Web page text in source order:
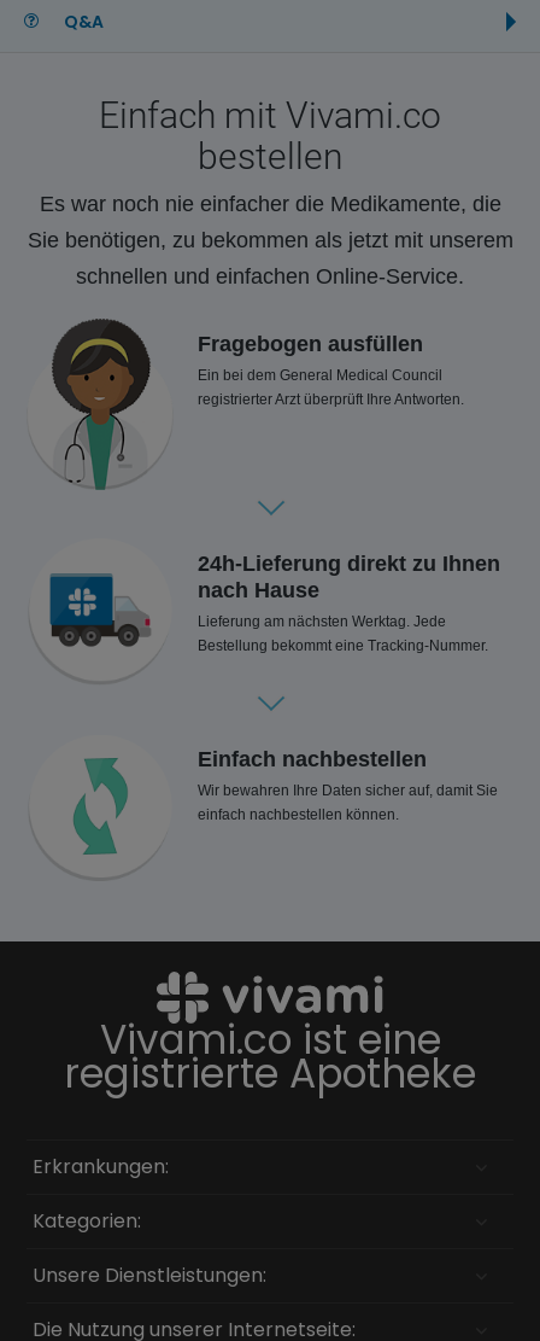
Q&A
Einfach mit Vivami.co
bestellen
Es war noch nie einfacher die Medikamente, die
Sie benötigen, zu bekommen als jetzt mit unserem
schnellen und einfachen Online-Service.
Fragebogen ausfüllen
Ein bei dem General Medical Council
registrierter Arzt überprüft Ihre Antworten.
24h-Lieferung direkt zu Ihnen
nach Hause
Lieferung am nächsten Werktag. Jede
Bestellung bekommt eine Tracking-Nummer.
Einfach nachbestellen
Wir bewahren Ihre Daten sicher auf, damit Sie
einfach nachbestellen können.
Vivami.co ist eine
registrierte Apotheke
Erkrankungen:
Kategorien:
Unsere Dienstleistungen:
Die Nutzung unserer Internetseite: